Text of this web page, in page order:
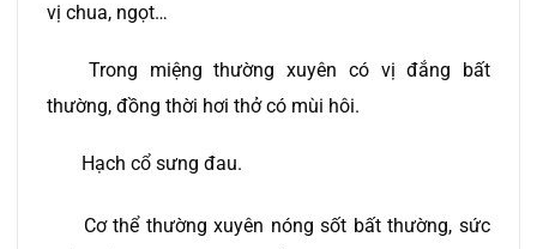
vị chua, ngọt…
Trong miệng thường xuyên có vị đắng bất
thường, đồng thời hơi thở có mùi hôi.
Hạch cổ sưng đau.
Cơ thể thường xuyên nóng sốt bất thường, sức